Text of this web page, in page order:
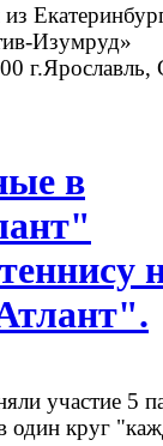
Изумруд»
в
участие 5
один круг